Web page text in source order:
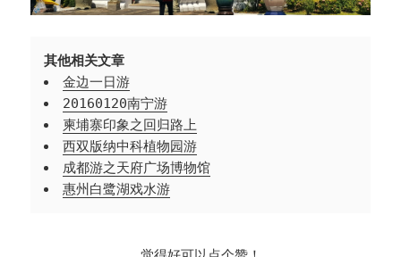
其他相关文章
金边一日游
20160120南宁游
柬埔寨印象之回归路上
西双版纳中科植物园游
成都游之天府广场博物馆
惠州白鹭湖戏水游